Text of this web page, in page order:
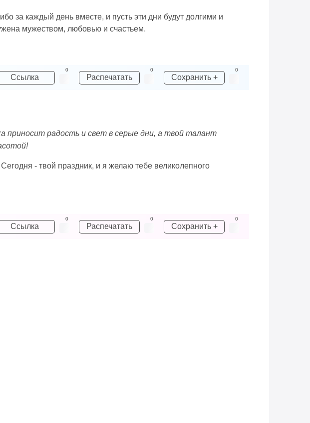
за каждый день вместе, и пусть эти дни будут долгими и
мужеством, любовью и счастьем.
Ссылка
0
Распечатать
0
Сохранить +
0
приносит радость и свет в серые дни, а твой талант
- твой праздник, и я желаю тебе великолепного
Ссылка
0
Распечатать
0
Сохранить +
0